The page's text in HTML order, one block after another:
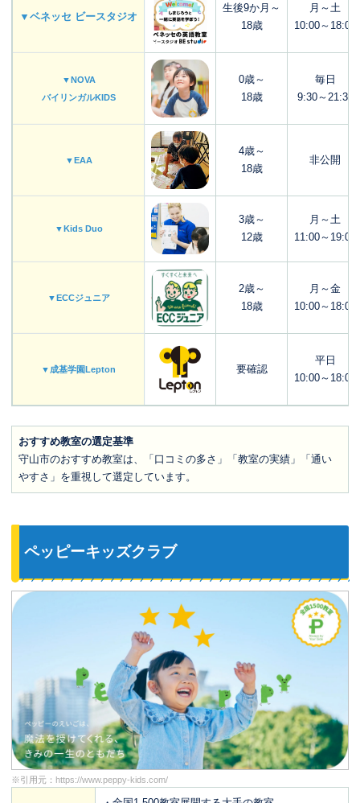
▼ベネッセ ビースタジオ
生後9か月～
18歳
月～土
10:00～18:00
▼NOVA
バイリンガルKIDS
0歳～
18歳
毎日
9:30～21:30
▼EAA
4歳～
18歳
非公開
▼Kids Duo
3歳～
12歳
月～土
11:00～19:00
▼ECCジュニア
2歳～
18歳
月～金
10:00～18:00
▼成基学園Lepton 要確認
平日
10:00～18:00
おすすめ教室の選定基準
守山市のおすすめ教室は、「口コミの多さ」「教室の実績」「通い
やすさ」を重視して選定しています。
ペッピーキッズクラブ
※引用元： https://www.peppy-kids.com/